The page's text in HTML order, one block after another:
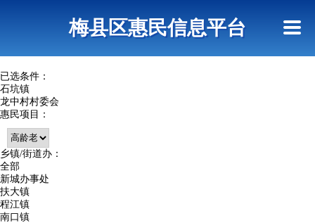
查询指引梅县区惠民信息平台
已选条件：
石坑镇
龙中村村委会
惠民项目：
乡镇/街道办：
全部
新城办事处
扶大镇
程江镇
南口镇